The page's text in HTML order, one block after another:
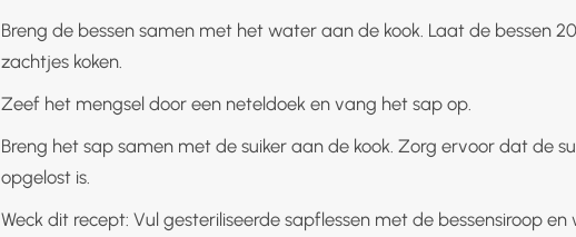
▢Breng de bessen samen met het water aan de kook. Laat de bessen
zachtjes koken.
▢
Zeef het mengsel door een neteldoek en vang het sap op.
▢Breng het sap samen met de suiker aan de kook. Zorg ervoor dat de
opgelost is.
▢Weck dit recept: Vul gesteriliseerde sapflessen met de bessensiroop en